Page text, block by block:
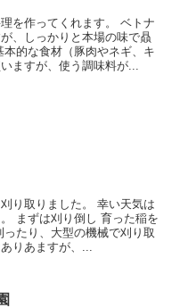
を作ってくれます。 ベトナ
、しっかりと本場の味で贔
的な食材（豚肉やネギ、キ
ますが、使う調味料が...
り取りました。 幸い天気は
まずは刈り倒し 育った稲を
たり、大型の機械で刈り取
りあますが、...